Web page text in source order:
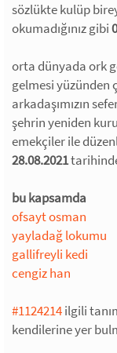
sözlükte kulüp
okumadığınız gibi
orta dünyada ork
gelmesi yüzünden
arkadaşımızın
şehrin yeniden
emekçiler ile
28.08.2021
bu kapsamda
ofsayt osman
yayladağ lokumu
gallifreyli kedi
cengiz han
#1124214ilgili
kendilerine yer